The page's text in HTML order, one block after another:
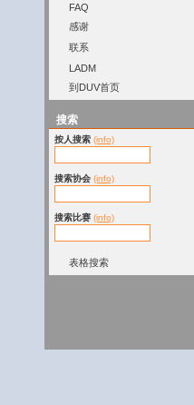
FAQ
感谢
联系
LADM
到DUV首页
搜索
按人搜索 (info)
搜索协会 (info)
搜索比赛 (info)
表格搜索